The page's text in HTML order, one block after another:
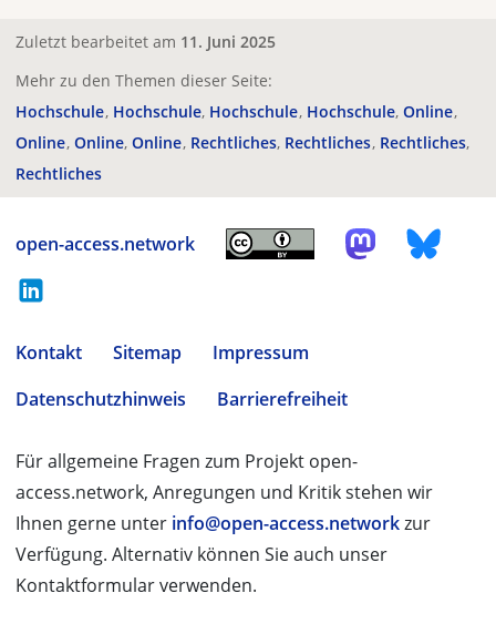
Zuletzt bearbeitet am 11. Juni 2025
Mehr zu den Themen dieser Seite:
Hochschule Hochschule Hochschule Hochschule Online
Online Online Online Rechtliches Rechtliches Rechtliches
Rechtliches
open-access.network
Kontakt Sitemap
Impressum
Datenschutzhinweis
Barrierefreiheit
Für allgemeine Fragen zum Projekt open-
access.network, Anregungen und Kritik stehen wir
Ihnen gerne unter info@open-access.networkzur
Verfügung. Alternativ können Sie auch unser
Kontaktformular verwenden.